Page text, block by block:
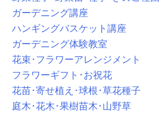
ガーデニング講座
ハンギングバスケット講座
ガーデニング体験教室
花束･フラワーアレンジメント
フラワーギフト･お祝花
花苗･寄せ植え･球根･草花種子
庭木･花木･果樹苗木･山野草